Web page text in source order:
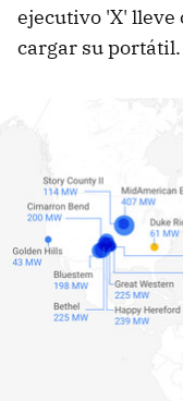
ejecutivo 'X' lleve
cargar su portátil.